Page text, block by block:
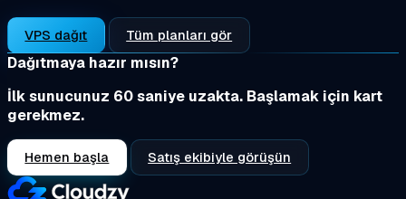
VPS dağıt Tüm planları gör
Dağıtmaya hazır mısın?
İlk sunucunuz 60 saniye uzakta. Başlamak için kart
gerekmez.
Hemen başla Satış ekibiyle görüşün